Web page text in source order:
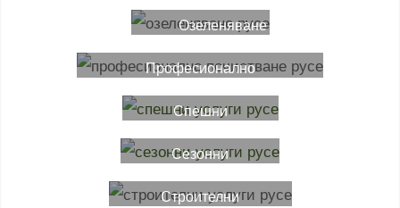
мебели
Озеленяване
Професионално
почистване
Спешни
ремонти
Сезонни
услуги
Строителни